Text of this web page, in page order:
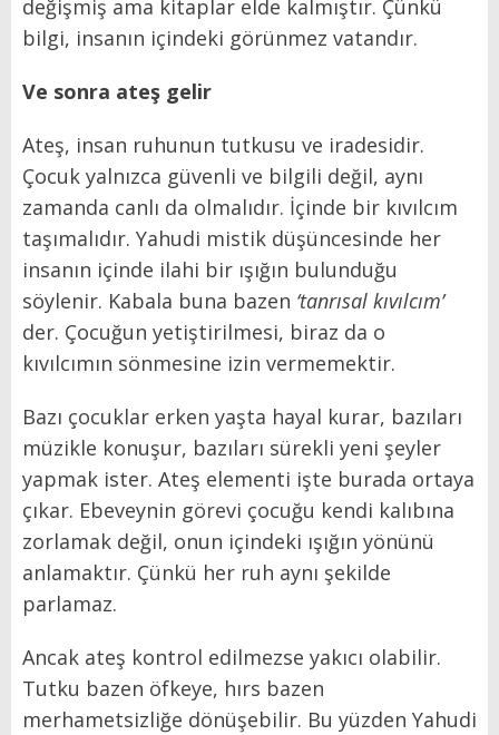
değişmiş ama kitaplar elde kalmıştır. Çünkü
bilgi, insanın içindeki görünmez vatandır.
Ve sonra ateş gelir
Ateş, insan ruhunun tutkusu ve iradesidir.
Çocuk yalnızca güvenli ve bilgili değil, aynı
zamanda canlı da olmalıdır. İçinde bir kıvılcım
taşımalıdır. Yahudi mistik düşüncesinde her
insanın içinde ilahi bir ışığın bulunduğu
söylenir. Kabala buna bazen ‘tanrısal kıvılcım’
der. Çocuğun yetiştirilmesi, biraz da o
kıvılcımın sönmesine izin vermemektir.
Bazı çocuklar erken yaşta hayal kurar, bazıları
müzikle konuşur, bazıları sürekli yeni şeyler
yapmak ister. Ateş elementi işte burada ortaya
çıkar. Ebeveynin görevi çocuğu kendi kalıbına
zorlamak değil, onun içindeki ışığın yönünü
anlamaktır. Çünkü her ruh aynı şekilde
parlamaz.
Ancak ateş kontrol edilmezse yakıcı olabilir.
Tutku bazen öfkeye, hırs bazen
merhametsizliğe dönüşebilir. Bu yüzden Yahudi